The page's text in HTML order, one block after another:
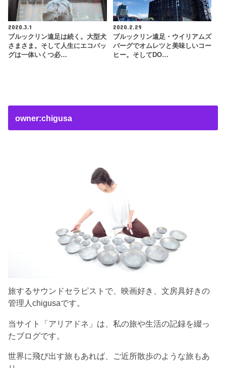
2020.3.1
ブルックリン遠足は続く。大型犬
さまさま。そして人生にエコバッ
グは一体いくつ必…
2020.2.29
ブルックリン遠足・ウイリアムズ
バーグでオムレツと美味しいコー
ヒー。そしてDO…
owner:chigusa
旅するサウンドセラピストで、映画好き、文房具好きの
管理人chigusaです。
当サイト「アリアドネ」は、私の旅や生活の記録を綴っ
たブログです。
世界に飛び出す旅もあれば、ご近所散歩のような旅もあ